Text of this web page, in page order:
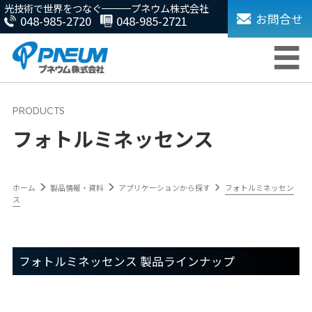
光技術で世界をつなぐ プネウム株式会社
048-985-2720 048-985-2721 お問合せ
フォトルミネッセンス
ホーム 製品情報・資料 アプリケーションから探す
フォトルミネッセン
ス
フォトルミネッセンス 製品ラインナップ